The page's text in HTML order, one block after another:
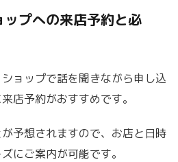
プへの来店予約と必
ョップで話を聞きながら申し込
店予約がおすすめです。
予想されますので、お店と日時
にご案内が可能です。